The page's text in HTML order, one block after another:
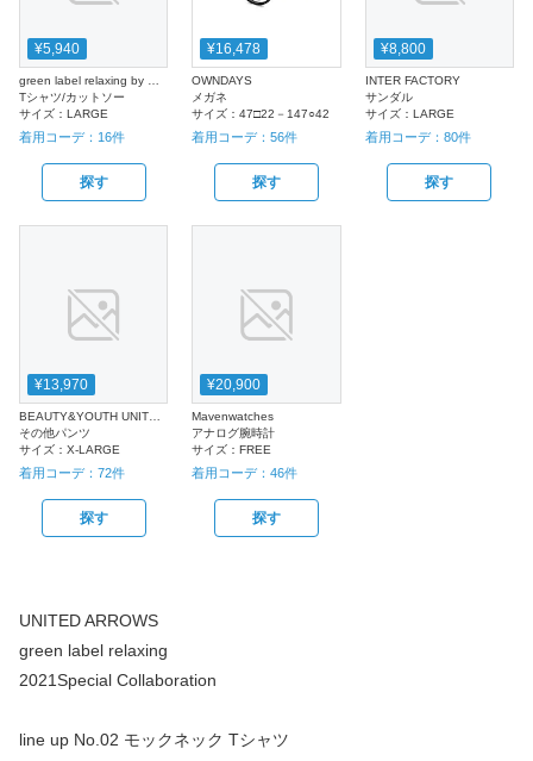
¥5,940
Tシャツ/カットソー
サイズ： LARGE
着用コーデ： 16件
探す
¥16,478
OWNDAYS
メガネ
サイズ：47□22－147○42
着用コーデ：56件
探す
¥8,800
INTER FACTORY
サンダル
サイズ： LARGE
着用コーデ： 80件
探す
¥13,970
その他パンツ
サイズ： X-LARGE
着用コーデ： 72件
探す
¥20,900
Mavenwatches
アナログ腕時計
サイズ：FREE
着用コーデ：46件
探す
UNITED ARROWS
green label relaxing
2021Special Collaboration
line up No.02 モックネック Tシャツ